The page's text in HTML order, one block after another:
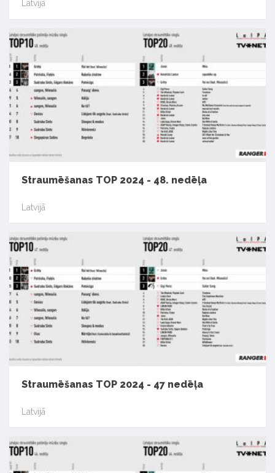
Latvijā
Straumēšanas TOP 2024 - 48. nedēļa
Latvijā
Straumēšanas TOP 2024 - 47 nedēļa
Latvijā